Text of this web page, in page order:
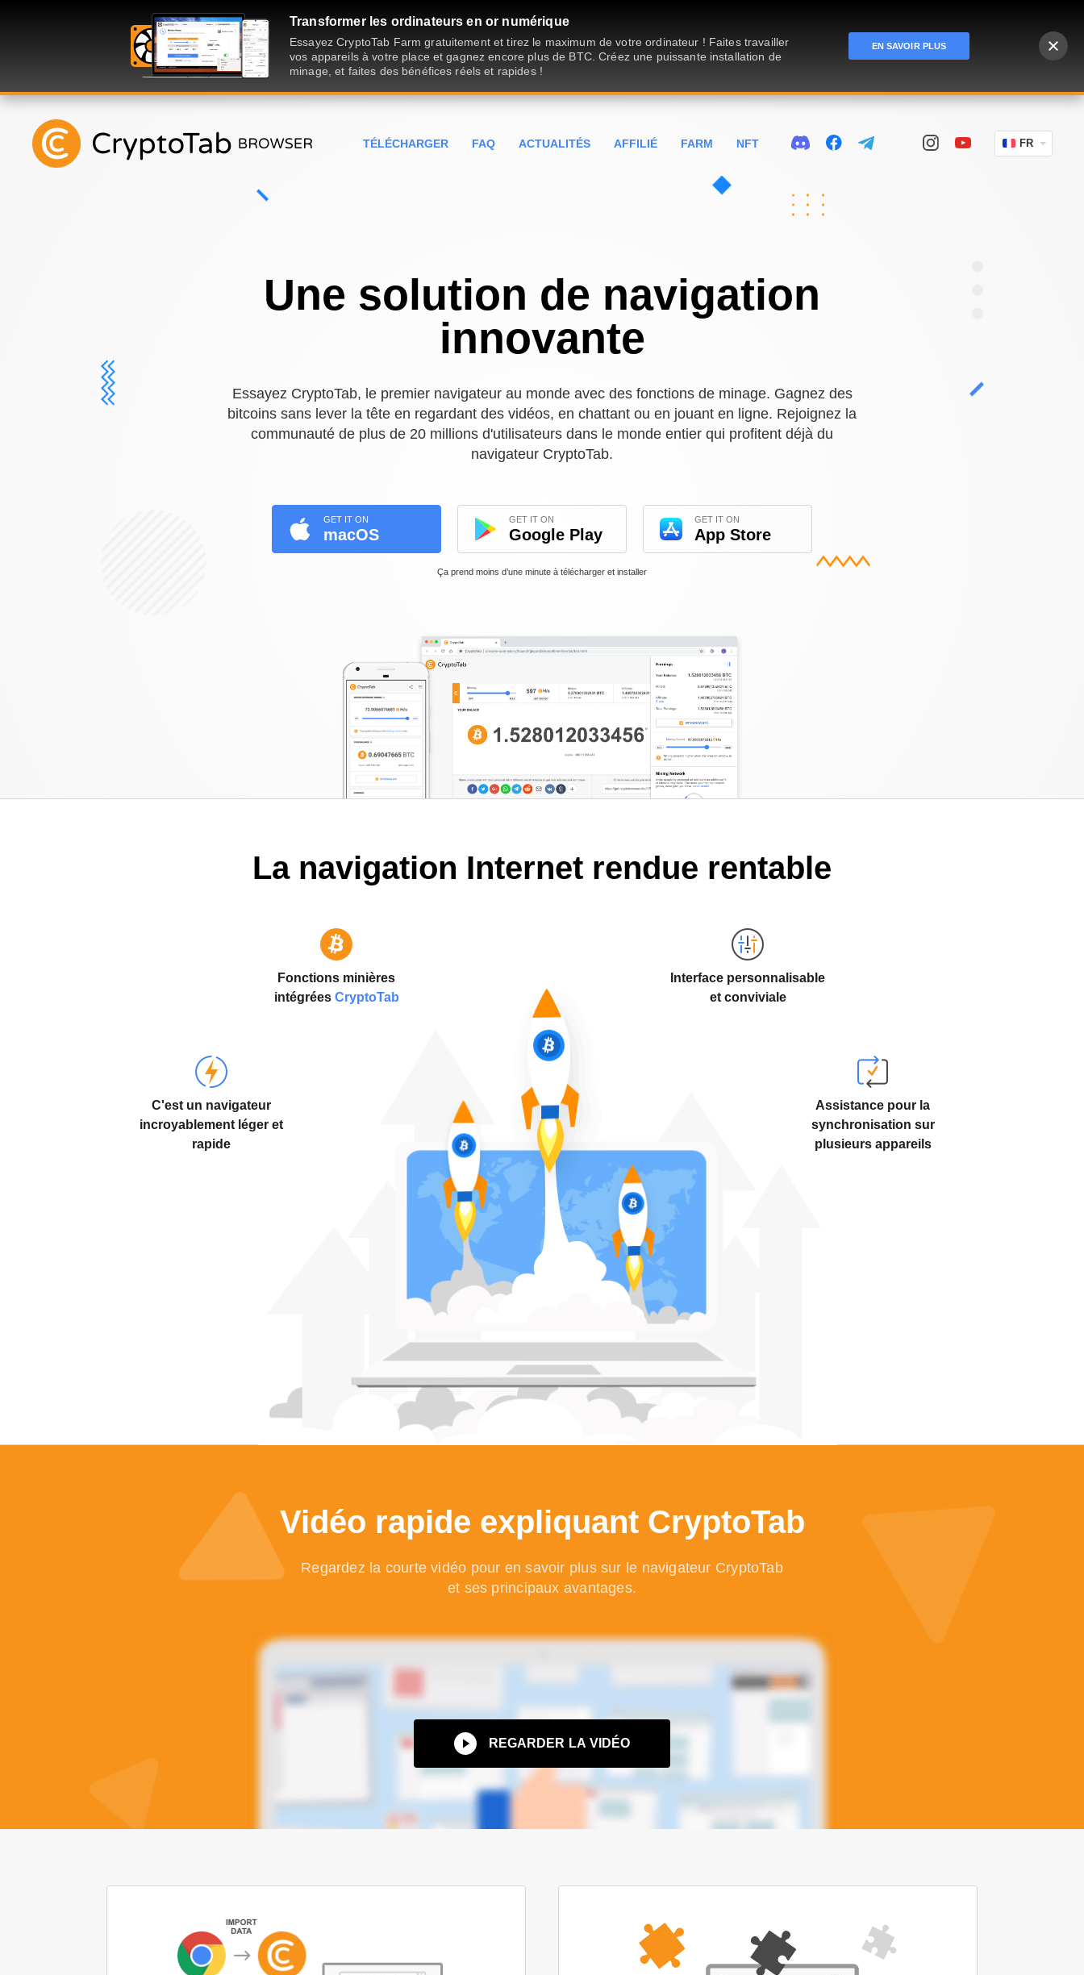
Transformer les ordinateurs en or numérique
Essayez CryptoTab Farm gratuitement et tirez le maximum de votre ordinateur ! Faites travailler
vos appareils à votre place et gagnez encore plus de BTC. Créez une puissante installation de
minage, et faites des bénéfices réels et rapides !
EN SAVOIR PLUS
TÉLÉCHARGER FAQ ACTUALITÉS AFFILIÉ FARM NFT FR
Une solution de navigation
innovante
Essayez CryptoTab, le premier navigateur au monde avec des fonctions de minage. Gagnez des
bitcoins sans lever la tête en regardant des vidéos, en chattant ou en jouant en ligne. Rejoignez la
communauté de plus de 20 millions d'utilisateurs dans le monde entier qui profitent déjà du
navigateur CryptoTab.
GET IT ON
macOS
GET IT ON
Google Play
GET IT ON
App Store
Ça prend moins d’une minute à télécharger et installer
La navigation Internet rendue rentable
Fonctions minières
intégrées CryptoTab
Interface personnalisable
et conviviale
C'est un navigateur
incroyablement léger et
rapide
Assistance pour la
synchronisation sur
plusieurs appareils
Vidéo rapide expliquant CryptoTab
Regardez la courte vidéo pour en savoir plus sur le navigateur CryptoTab
et ses principaux avantages.
REGARDER LA VIDÉO